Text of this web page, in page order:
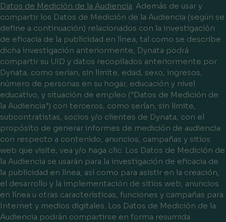
Datos de Medición de la Audiencia. Además de usar y
compartir los Datos de Medición de la Audiencia (según se
define a continuación) relacionados con la investigación
de eficacia de la publicidad en línea, tal como se describe
dicha investigación anteriormente, Dynata podrá
compartir su UID y datos recopilados anteriormente por
Dynata, como serían, sin límite, edad, sexo, ingresos,
número de personas en su hogar, educación y nivel
educativo, y situación de empleo ("Datos de Medición de
la Audiencia") con terceros, como serían, sin límite,
subcontratistas, socios y/o clientes de Dynata, con el
propósito de generar informes de medición de audiencia
con respecto a contenido, anuncios, campañas y sitios
web que visite, vea y/o haga clic. Los Datos de Medición de
la Audiencia se usarán para la investigación de eficacia de
la publicidad en línea, así como para asistir en la creación,
el desarrollo y la implementación de sitios web, anuncios
en línea u otras características, funciones y campañas para
Internet y medios digitales. Los Datos de Medición de la
Audiencia podrán compartirse en forma resumida